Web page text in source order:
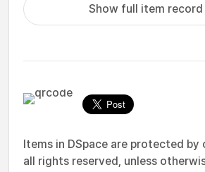
Show full item record
Items in DSpace are protected
all rights reserved, unless